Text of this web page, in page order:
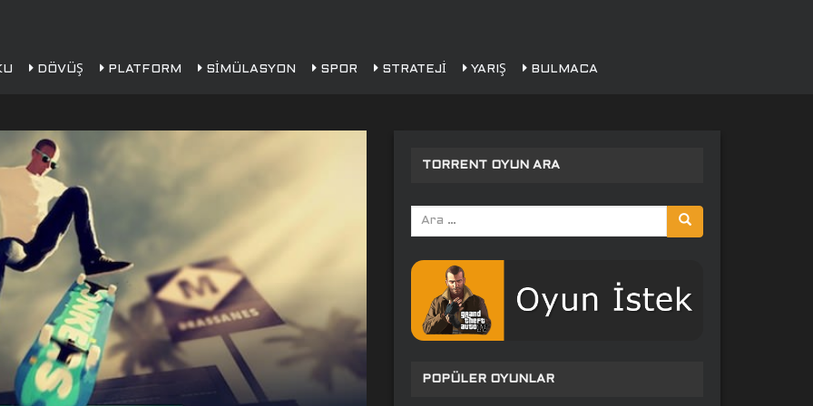
DÖVÜŞ PLATFORM SIMÜLASYON SPOR STRATEJI YARIŞ BULMACA
TORRENT OYUN ARA
Arama
yap:
POPÜLER OYUNLAR